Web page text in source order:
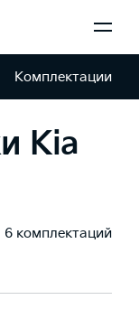
Комплектации
Kia
6 комплектаций
Робот (7DCT)